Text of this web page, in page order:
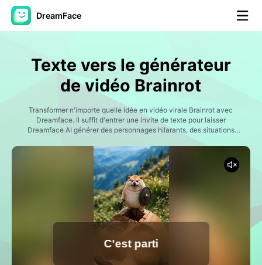
DreamFace
Vidéo d'avatar
AI vidéo
Photos d'IA ▼
Voir tous les outils
Texte vers le générateur
de vidéo Brainrot
Transformer n'importe quelle idée en vidéo virale Brainrot avec
Dreamface. Il suffit d'entrer une invite de texte pour laisser
Dreamface AI générer des personnages hilarants, des situations
et de l'humour de style Internet. Créez des personnages italiens de
Brainrot, des animaux exotiques, des créatures surréalistes, des
mèmes générés par l'IA, des scénarios absurdes, des aventures
chaotiques et du contenu de médias sociaux conçu pour un
divertissement maximal. Idéal pour les créateurs de TikTok,
Instagram Reels, YouTube Shorts et de meme viral.
C'est parti